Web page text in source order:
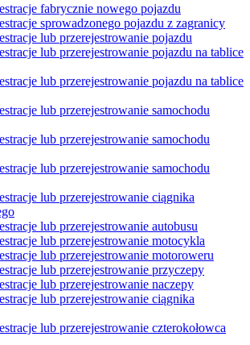
fabrycznie nowego pojazdu
sprowadzonego pojazdu z zagranicy
lub przerejestrowanie pojazdu
lub przerejestrowanie pojazdu na tablice
lub przerejestrowanie pojazdu na tablice
lub przerejestrowanie samochodu
lub przerejestrowanie samochodu
lub przerejestrowanie samochodu
lub przerejestrowanie ciągnika
lub przerejestrowanie autobusu
lub przerejestrowanie motocykla
lub przerejestrowanie motoroweru
lub przerejestrowanie przyczepy
lub przerejestrowanie naczepy
lub przerejestrowanie ciągnika
lub przerejestrowanie czterokołowca